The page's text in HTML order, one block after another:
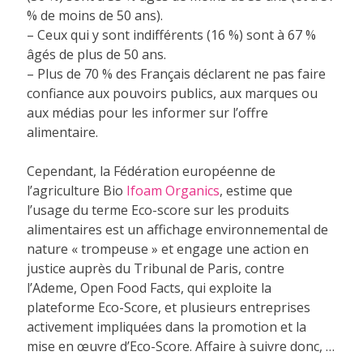
% de moins de 50 ans).
– Ceux qui y sont indifférents (16 %) sont à 67 %
âgés de plus de 50 ans.
– Plus de 70 % des Français déclarent ne pas faire
confiance aux pouvoirs publics, aux marques ou
aux médias pour les informer sur l’offre
alimentaire.
Cependant, la Fédération européenne de
l’agriculture Bio Ifoam Organics, estime que
l’usage du terme Eco-score sur les produits
alimentaires est un affichage environnemental de
nature « trompeuse » et engage une action en
justice auprès du Tribunal de Paris, contre
l’Ademe, Open Food Facts, qui exploite la
plateforme Eco-Score, et plusieurs entreprises
activement impliquées dans la promotion et la
mise en œuvre d’Eco-Score. Affaire à suivre donc, …